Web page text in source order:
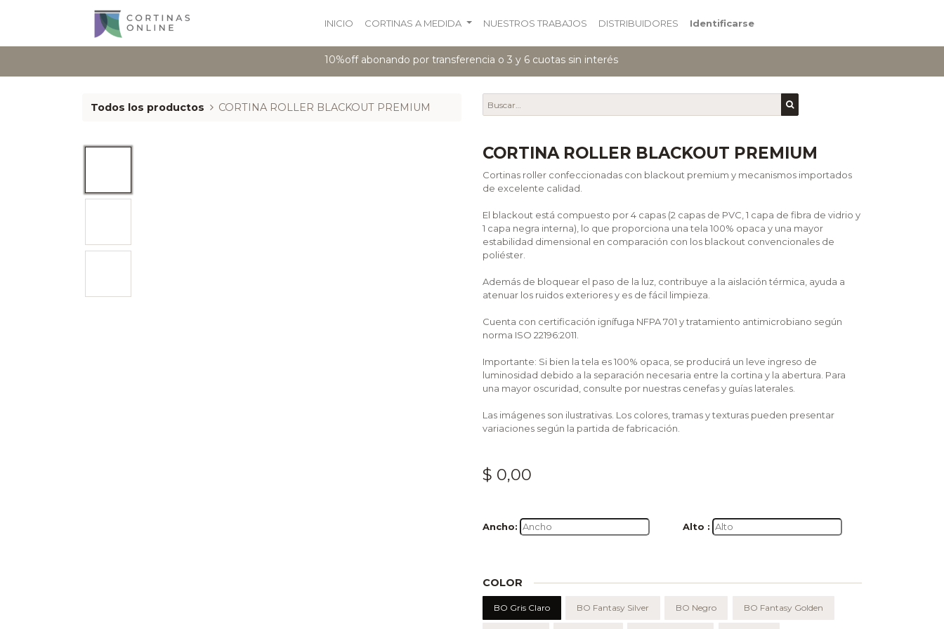
INICIO CORTINAS A MEDIDA NUESTROS TRABAJOS DISTRIBUIDORES Identificarse
10%off abonando por transferencia o 3 y 6 cuotas sin interés
Todos los productos CORTINA ROLLER BLACKOUT PREMIUM
CORTINA ROLLER BLACKOUT PREMIUM
Cortinas roller confeccionadas con blackout premium y mecanismos importados
de excelente calidad.
El blackout está compuesto por 4 capas (2 capas de PVC, 1 capa de fibra de vidrio y
1 capa negra interna), lo que proporciona una tela 100% opaca y una mayor
estabilidad dimensional en comparación con los blackout convencionales de
poliéster.
Además de bloquear el paso de la luz, contribuye a la aislación térmica, ayuda a
atenuar los ruidos exteriores y es de fácil limpieza.
Cuenta con certificación ignífuga NFPA 701 y tratamiento antimicrobiano según
norma ISO 22196:2011.
Importante: Si bien la tela es 100% opaca, se producirá un leve ingreso de
luminosidad debido a la separación necesaria entre la cortina y la abertura. Para
una mayor oscuridad, consulte por nuestras cenefas y guías laterales.
Las imágenes son ilustrativas. Los colores, tramas y texturas pueden presentar
variaciones según la partida de fabricación.
$ 0,00
Ancho: Alto :
COLOR
BO Gris Claro BO Fantasy Silver BO Negro BO Fantasy Golden